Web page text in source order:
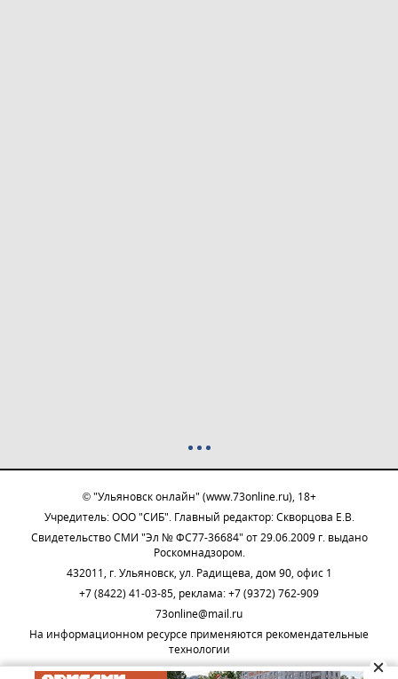
© "Ульяновск онлайн" (www.73online.ru), 18+
Учредитель: ООО "СИБ". Главный редактор: Скворцова Е.В.
Свидетельство СМИ "Эл № ФС77-36684" от 29.06.2009 г. выдано
Роскомнадзором.
432011, г. Ульяновск, ул. Радищева, дом 90, офис 1
+7 (8422) 41-03-85, реклама: +7 (9372) 762-909
73online@mail.ru
На информационном ресурсе применяются рекомендательные
технологии